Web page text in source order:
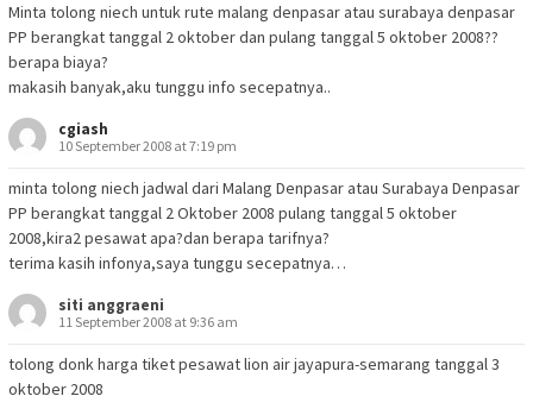
Minta tolong niech untuk rute malang denpasar atau surabaya denpasar
PP berangkat tanggal 2 oktober dan pulang tanggal 5 oktober 2008??
berapa biaya?
makasih banyak,aku tunggu info secepatnya..
cgiash
10 September 2008 at 7:19 pm
minta tolong niech jadwal dari Malang Denpasar atau Surabaya Denpasar
PP berangkat tanggal 2 Oktober 2008 pulang tanggal 5 oktober
2008,kira2 pesawat apa?dan berapa tarifnya?
terima kasih infonya,saya tunggu secepatnya…
siti anggraeni
11 September 2008 at 9:36 am
tolong donk harga tiket pesawat lion air jayapura-semarang tanggal 3
oktober 2008